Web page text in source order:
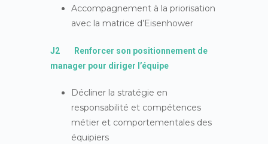
Accompagnement à la priorisation
avec la matrice d’Eisenhower
J2 Renforcer son positionnement de
manager pour diriger l’équipe
Décliner la stratégie en
responsabilité et compétences
métier et comportementales des
équipiers